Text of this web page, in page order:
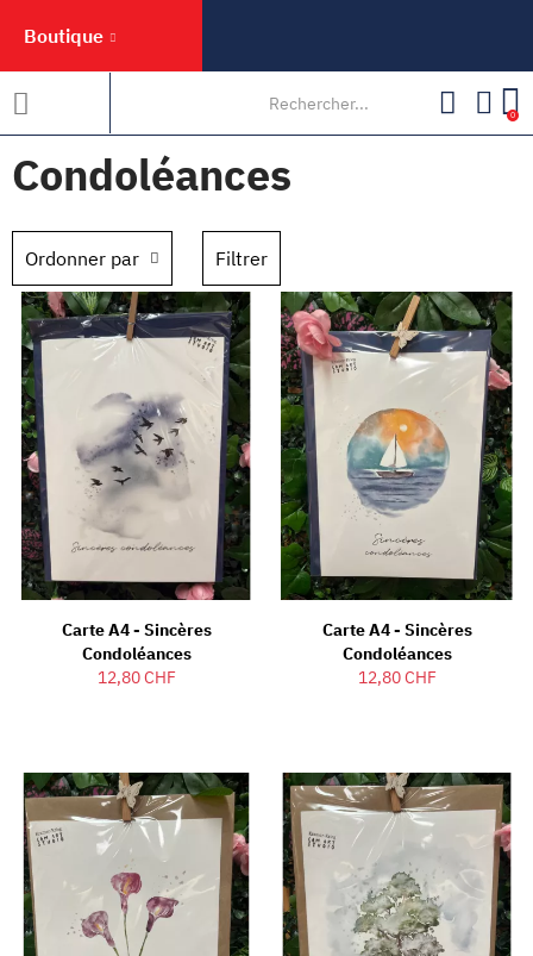
Boutique
0
Condoléances
Ordonner par Filtrer
Carte A4 - Sincères
Condoléances
12,80 CHF
Carte A4 - Sincères
Condoléances
12,80 CHF